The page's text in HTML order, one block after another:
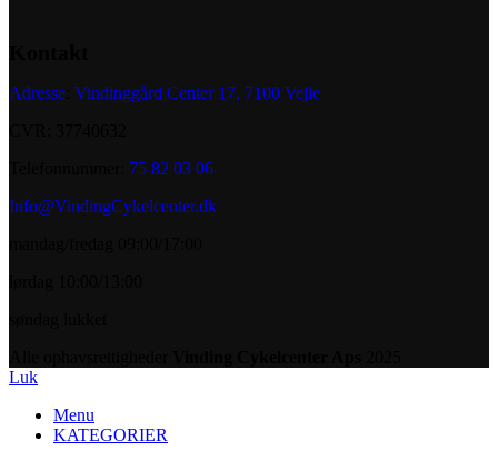
Adresse Vindinggård Center 17, 7100 Vejle
75 82 03 06
Info@VindingCykelcenter.dk
Luk
Menu
KATEGORIER